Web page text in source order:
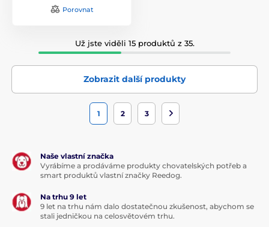
Porovnat
Už jste viděli 15 produktů z 35.
Zobrazit další produkty
1 2 3
Naše vlastní značka
Vyrábíme a prodáváme produkty chovatelských potřeb a
smart produktů vlastní značky Reedog.
Na trhu 9 let
9 let na trhu nám dalo dostatečnou zkušenost, abychom se
stali jedničkou na celosvětovém trhu.